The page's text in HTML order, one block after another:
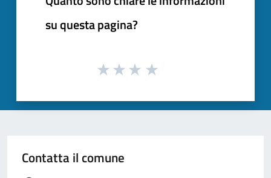
su questa pagina?
Contatta il comune